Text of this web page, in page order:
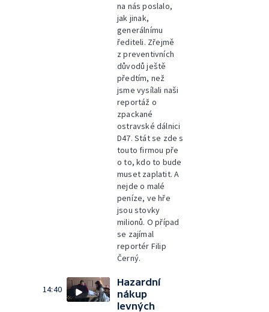
na nás poslalo,
jak jinak,
generálnímu
řediteli. Zřejmě
z preventivních
důvodů ještě
předtím, než
jsme vysílali naši
reportáž o
zpackané
ostravské dálnici
D47. Stát se zde s
touto firmou pře
o to, kdo to bude
muset zaplatit. A
nejde o malé
peníze, ve hře
jsou stovky
milionů. O případ
se zajímal
reportér Filip
Černý.
14:40
Hazardní
nákup
levných